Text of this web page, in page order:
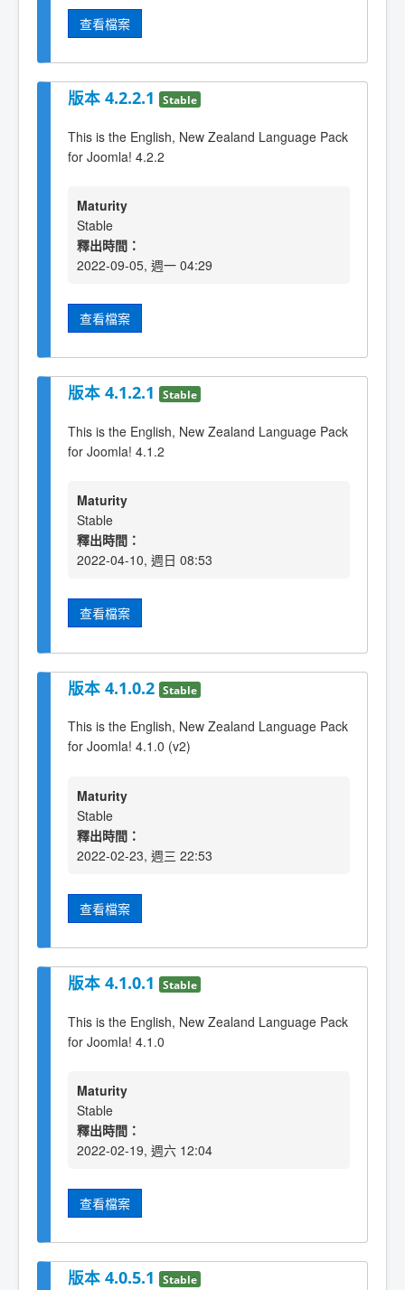
查看檔案
版本 4.2.2.1 Stable
This is the English, New Zealand Language Pack
for Joomla! 4.2.2
Maturity
Stable
釋出時間：
2022-09-05, 週一 04:29
查看檔案
版本 4.1.2.1 Stable
This is the English, New Zealand Language Pack
for Joomla! 4.1.2
Maturity
Stable
釋出時間：
2022-04-10, 週日 08:53
查看檔案
版本 4.1.0.2 Stable
This is the English, New Zealand Language Pack
for Joomla! 4.1.0 (v2)
Maturity
Stable
釋出時間：
2022-02-23, 週三 22:53
查看檔案
版本 4.1.0.1 Stable
This is the English, New Zealand Language Pack
for Joomla! 4.1.0
Maturity
Stable
釋出時間：
2022-02-19, 週六 12:04
查看檔案
版本 4.0.5.1 Stable